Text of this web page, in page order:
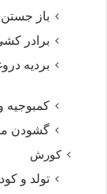
باز جستن
برادر
بردیه
کمبوجیه
گشودن
کورش
تولد و